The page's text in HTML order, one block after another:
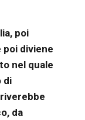
poi
poi diviene
nel quale
di
da